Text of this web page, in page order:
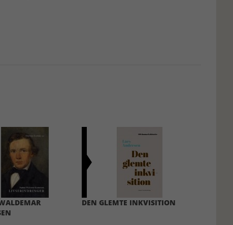
DEN GLEMTE INKVISITION